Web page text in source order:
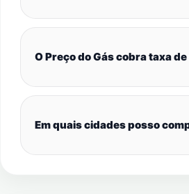
O Preço do Gás cobra taxa
Em quais cidades posso